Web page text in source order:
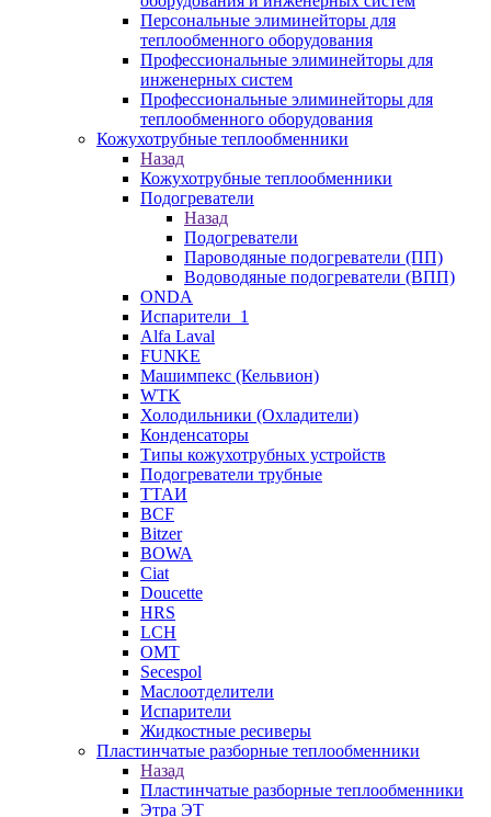
Персональные элиминейторы для
теплообменного оборудования
Профессиональные элиминейторы для
инженерных систем
Профессиональные элиминейторы для
теплообменного оборудования
Кожухотрубные теплообменники
Назад
Кожухотрубные теплообменники
Подогреватели
Назад
Подогреватели
Пароводяные подогреватели (ПП)
Водоводяные подогреватели (ВПП)
ONDA
Испарители_1
Alfa Laval
FUNKE
Машимпекс (Кельвион)
WTK
Холодильники (Охладители)
Конденсаторы
Типы кожухотрубных устройств
Подогреватели трубные
ТТАИ
BCF
Bitzer
BOWA
Ciat
Doucette
HRS
LCH
OMT
Secespol
Маслоотделители
Испарители
Жидкостные ресиверы
Пластинчатые разборные теплообменники
Назад
Пластинчатые разборные теплообменники
Этра ЭТ